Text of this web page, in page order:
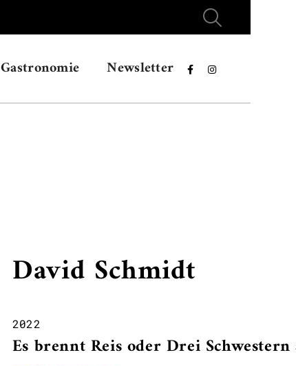
Gastronomie Newsletter  
David Schmidt
2022
Es brennt Reis oder Drei